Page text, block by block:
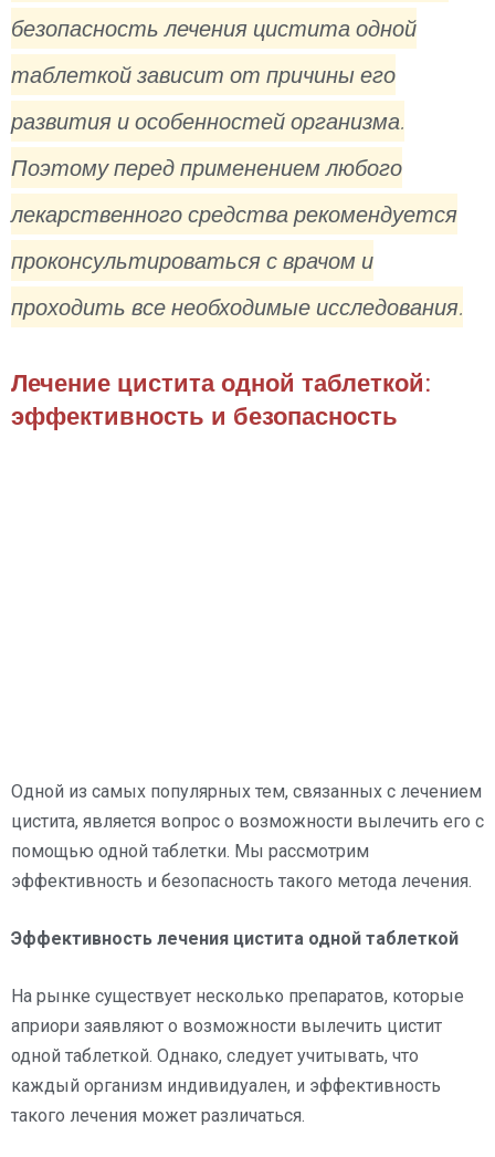
безопасность лечения цистита одной
таблеткой зависит от причины его
развития и особенностей организма.
Поэтому перед применением любого
лекарственного средства рекомендуется
проконсультироваться с врачом и
проходить все необходимые исследования.
Лечение цистита одной таблеткой:
эффективность и безопасность
Одной из самых популярных тем, связанных с лечением
цистита, является вопрос о возможности вылечить его с
помощью одной таблетки. Мы рассмотрим
эффективность и безопасность такого метода лечения.
Эффективность лечения цистита одной таблеткой
На рынке существует несколько препаратов, которые
априори заявляют о возможности вылечить цистит
одной таблеткой. Однако, следует учитывать, что
каждый организм индивидуален, и эффективность
такого лечения может различаться.